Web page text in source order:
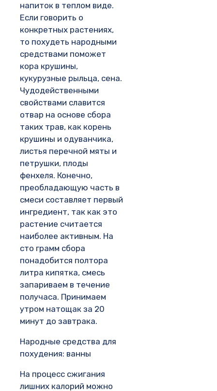
напиток в теплом виде.
Если говорить о
конкретных растениях,
то похудеть народными
средствами поможет
кора крушины,
кукурузные рыльца, сена.
Чудодейственными
свойствами славится
отвар на основе сбора
таких трав, как корень
крушины и одуванчика,
листья перечной мяты и
петрушки, плоды
фенхеля. Конечно,
преобладающую часть в
смеси составляет первый
ингредиент, так как это
растение считается
наиболее активным. На
сто грамм сбора
понадобится полтора
литра кипятка, смесь
запариваем в течение
получаса. Принимаем
утром натощак за 20
минут до завтрака.
Народные средства для
похудения: ванны
На процесс сжигания
лишних калорий можно